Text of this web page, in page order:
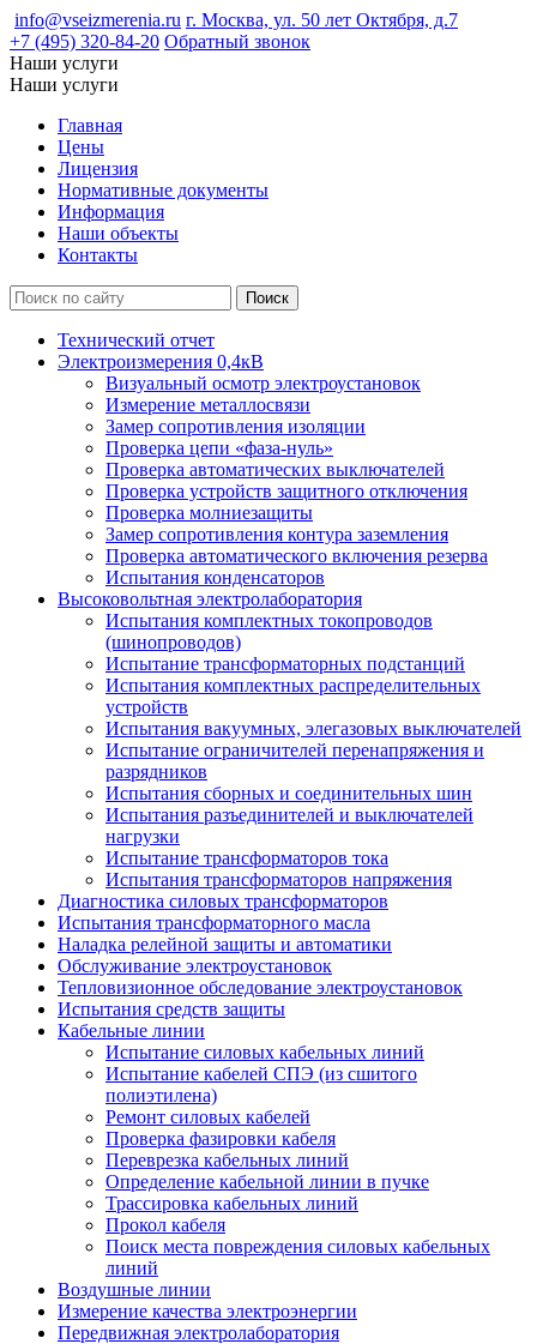
info@vseizmerenia.ru г. Москва, ул. 50 лет Октября, д.7
+7 (495) 320-84-20 Обратный звонок
Наши услуги
Наши услуги
Главная
Цены
Лицензия
Нормативные документы
Информация
Наши объекты
Контакты
Технический отчет
Электроизмерения 0,4кВ
Визуальный осмотр электроустановок
Измерение металлосвязи
Замер сопротивления изоляции
Проверка цепи «фаза-нуль»
Проверка автоматических выключателей
Проверка устройств защитного отключения
Проверка молниезащиты
Замер сопротивления контура заземления
Проверка автоматического включения резерва
Испытания конденсаторов
Высоковольтная электролаборатория
Испытания комплектных токопроводов
(шинопроводов)
Испытание трансформаторных подстанций
Испытания комплектных распределительных
устройств
Испытания вакуумных, элегазовых выключателей
Испытание ограничителей перенапряжения и
разрядников
Испытания сборных и соединительных шин
Испытания разъединителей и выключателей
нагрузки
Испытание трансформаторов тока
Испытания трансформаторов напряжения
Диагностика силовых трансформаторов
Испытания трансформаторного масла
Наладка релейной защиты и автоматики
Обслуживание электроустановок
Тепловизионное обследование электроустановок
Испытания средств защиты
Кабельные линии
Испытание силовых кабельных линий
Испытание кабелей СПЭ (из сшитого
полиэтилена)
Ремонт силовых кабелей
Проверка фазировки кабеля
Переврезка кабельных линий
Определение кабельной линии в пучке
Трассировка кабельных линий
Прокол кабеля
Поиск места повреждения силовых кабельных
линий
Воздушные линии
Измерение качества электроэнергии
Передвижная электролаборатория